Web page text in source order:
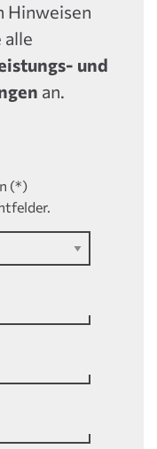
Hinweisen
alle
und
an.
(*)